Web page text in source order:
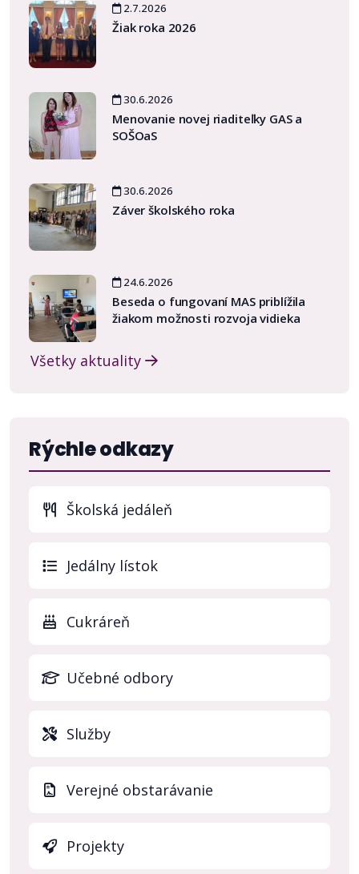
2.7.2026
Žiak roka 2026
30.6.2026
Menovanie novej riaditeľky GAS a
SOŠOaS
30.6.2026
Záver školského roka
24.6.2026
Beseda o fungovaní MAS priblížila
žiakom možnosti rozvoja vidieka
Všetky aktuality
Rýchle odkazy
Školská jedáleň
Jedálny lístok
Cukráreň
Učebné odbory
Služby
Verejné obstarávanie
Projekty